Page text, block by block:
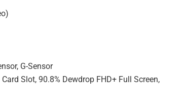
G-Sensor
Slot, 90.8% Dewdrop FHD+ Full Screen,